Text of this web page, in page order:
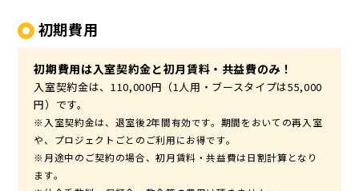
初期費用
初期費用は入室契約金と初月賃料・共益費のみ！
入室契約金は、110,000円（1人用・ブースタイプは55,000
円）です。
※入室契約金は、退室後2年間有効です。期間をおいての再入室
や、プロジェクトごとのご利用にお得です。
※月途中のご契約の場合、初月賃料・共益費は日割計算となり
ます。